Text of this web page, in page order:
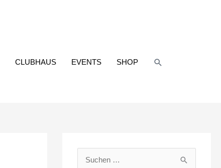
CLUBHAUS EVENTS SHOP Suchen